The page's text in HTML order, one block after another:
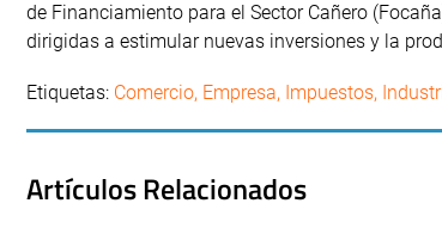
de Financiamiento para el Sector Cañero
dirigidas a estimular nuevas inversiones y la
Etiquetas: Comercio, Empresa, Impuestos,
Artículos Relacionados